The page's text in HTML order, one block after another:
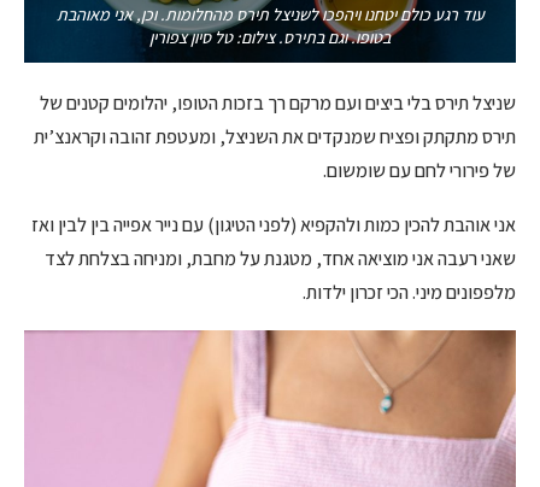
עוד רגע כולם יטחנו ויהפכו לשניצל תירס מהחלומות. וכן, אני מאוהבת
בטופו. וגם בתירס. צילום: טל סיון צפורין
שניצל תירס בלי ביצים ועם מרקם רך בזכות הטופו, יהלומים קטנים של
תירס מתקתק ופציח שמנקדים את השניצל, ומעטפת זהובה וקראנצ’ית
של פירורי לחם עם שומשום.
אני אוהבת להכין כמות ולהקפיא (לפני הטיגון) עם נייר אפייה בין לבין ואז
שאני רעבה אני מוציאה אחד, מטגנת על מחבת, ומניחה בצלחת לצד
מלפפונים מיני. הכי זכרון ילדות.